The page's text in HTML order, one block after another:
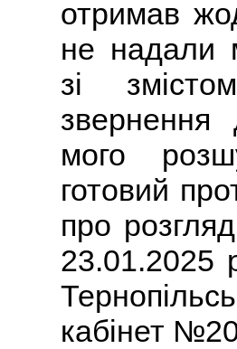
отримав
не надали
зі
мого
готовий
про
23.01.2025
кабінет